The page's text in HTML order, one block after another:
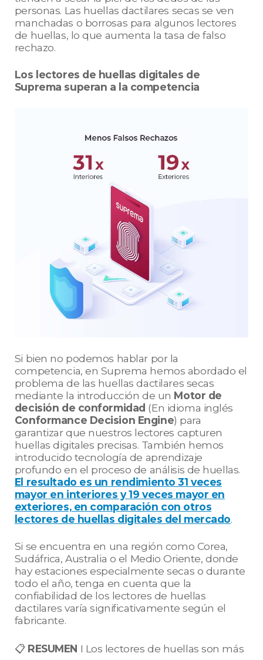
personas. Las huellas dactilares secas se ven
manchadas o borrosas para algunos lectores
de huellas, lo que aumenta la tasa de falso
rechazo.
Los lectores de huellas digitales de
Suprema superan a la competencia
Si bien no podemos hablar por la
competencia, en Suprema hemos abordado el
problema de las huellas dactilares secas
mediante la introducción de un Motor de
decisión de conformidad (En idioma inglés
Conformance Decision Engine) para
garantizar que nuestros lectores capturen
huellas digitales precisas. También hemos
introducido tecnología de aprendizaje
profundo en el proceso de análisis de huellas.
El resultado es un rendimiento 31 veces
mayor en interiores y 19 veces mayor en
exteriores, en comparación con otros
lectores de huellas digitales del mercado.
Si se encuentra en una región como Corea,
Sudáfrica, Australia o el Medio Oriente, donde
hay estaciones especialmente secas o durante
todo el año, tenga en cuenta que la
confiabilidad de los lectores de huellas
dactilares varía significativamente según el
fabricante.
📋 RESUMEN I Los lectores de huellas son más